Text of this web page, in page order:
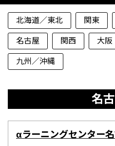
北海道／東北 関東
名古屋
関西 大阪
九州／沖縄
名
αラーニングセンター